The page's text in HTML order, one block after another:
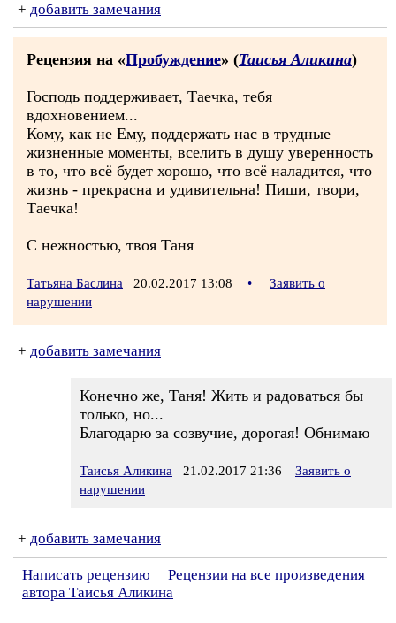
+ добавить замечания
Рецензия на «Пробуждение» (Таисья Аликина)
Господь поддерживает, Таечка, тебя
вдохновением...
Кому, как не Ему, поддержать нас в трудные
жизненные моменты, вселить в душу уверенность
в то, что всё будет хорошо, что всё наладится, что
жизнь - прекрасна и удивительна! Пиши, твори,
Таечка!
С нежностью, твоя Таня
Татьяна Баслина 20.02.2017 13:08 •
Заявить о
нарушении
+ добавить замечания
Конечно же, Таня! Жить и радоваться бы
только, но...
Благодарю за созвучие, дорогая! Обнимаю
Таисья Аликина 21.02.2017 21:36
Заявить о
нарушении
+ добавить замечания
Написать рецензию
Рецензии на все произведения
автора Таисья Аликина